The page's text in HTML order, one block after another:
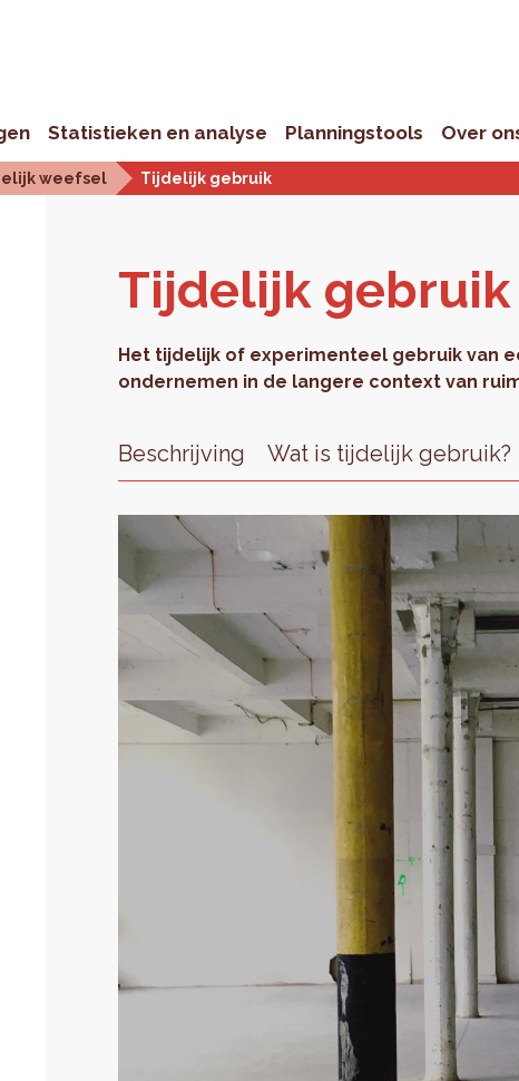
Statistieken en analyse Planningstools Over
weefsel Tijdelijk gebruik
Tij­de­lijk ge­bruik
Het tijdelijk of experimenteel gebruik van
ondernemen in de langere context van
Beschrijving Wat is tijdelijk gebruik?